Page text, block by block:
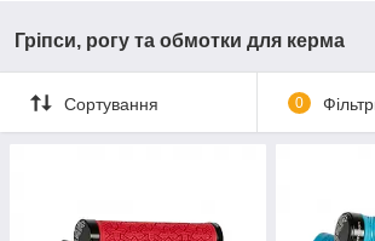
Гріпси, рогу та обмотки для керма
Сортування 0